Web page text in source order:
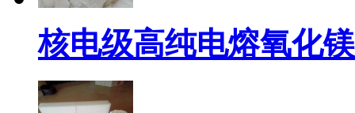
核电级高纯电熔氧化镁